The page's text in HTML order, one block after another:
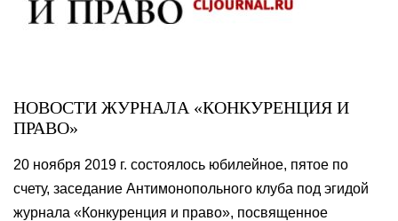
НОВОСТИ ЖУРНАЛА «КОНКУРЕНЦИЯ И
ПРАВО»
20 ноября 2019 г. состоялось юбилейное, пятое по
счету, заседание Антимонопольного клуба под эгидой
журнала «Конкуренция и право», посвященное